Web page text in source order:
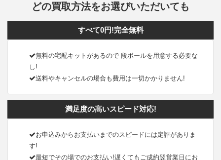
どの買取方法をお選びいただいても
すべて0円!完全無料
無料の宅配キットがあるので 段ボールを用意する必要な
し!
送料やキャンセルの場合も費用は一切かかりません!
満足度の高いスピード対応!
お申込みからお支払いまでのスピードには定評がありま
す!
最短でその場でのお支払い!遅くてもご成約翌営業日にお